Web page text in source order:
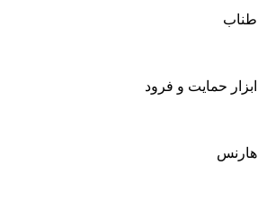
طناب
ابزار حمایت و فرود
هارنس